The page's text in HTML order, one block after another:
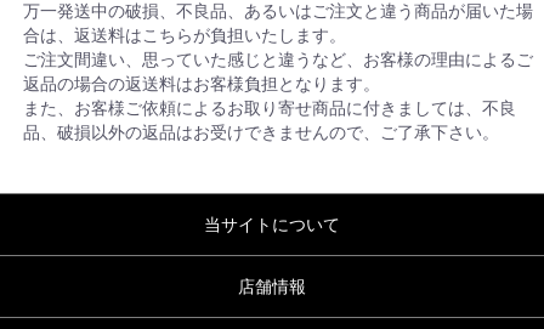
万一発送中の破損、不良品、あるいはご注文と違う商品が届いた場
合は、返送料はこちらが負担いたします。
ご注文間違い、思っていた感じと違うなど、お客様の理由によるご
返品の場合の返送料はお客様負担となります。
また、お客様ご依頼によるお取り寄せ商品に付きましては、不良
品、破損以外の返品はお受けできませんので、ご了承下さい。
当サイトについて
店舗情報